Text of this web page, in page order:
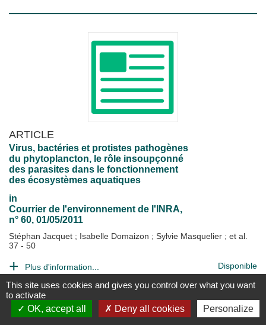
ARTICLE
Virus, bactéries et protistes pathogènes
du phytoplancton, le rôle insoupçonné
des parasites dans le fonctionnement
des écosystèmes aquatiques
in
Courrier de l'environnement de l'INRA,
n° 60, 01/05/2011
Stéphan Jacquet ; Isabelle Domaizon ; Sylvie Masquelier ; et al.
37 - 50
Plus d'information... Disponible
This site uses cookies and gives you control over what you want
to activate
OK, accept all
Deny all cookies Personalize